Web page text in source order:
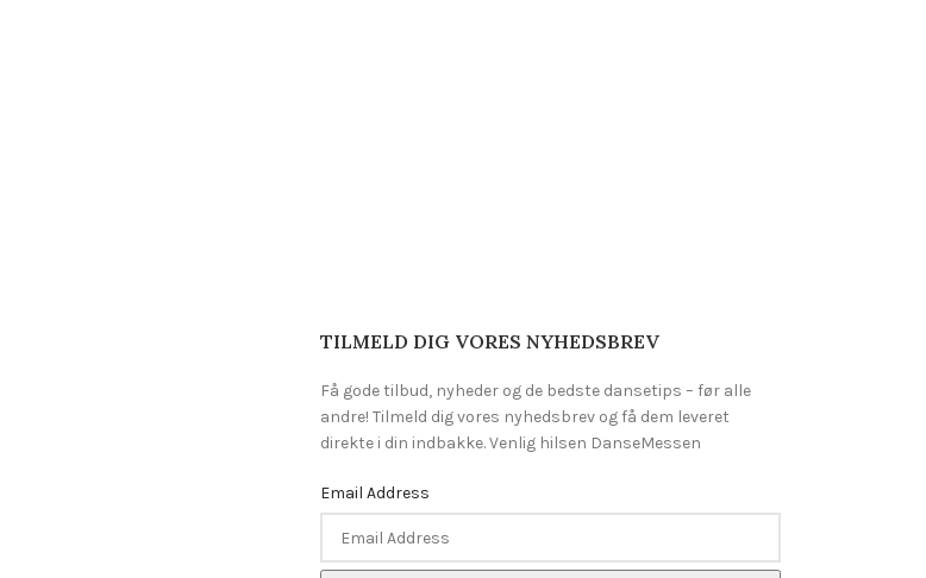
TILMELD DIG VORES NYHEDSBREV
Få gode tilbud, nyheder og de bedste dansetips – før alle
andre! Tilmeld dig vores nyhedsbrev og få dem leveret
direkte i din indbakke. Venlig hilsen DanseMessen
Email Address